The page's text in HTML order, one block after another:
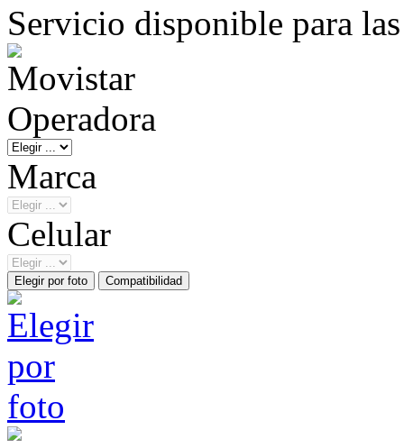
Servicio disponible para
Operadora
Marca
Celular